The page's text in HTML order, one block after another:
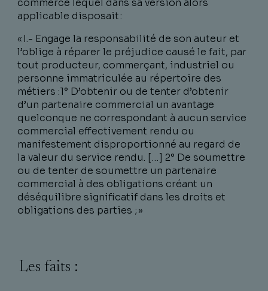
commerce lequel dans sa version alors
applicable disposait :
« I.- Engage la responsabilité de son auteur et
l’oblige à réparer le préjudice causé le fait, par
tout producteur, commerçant, industriel ou
personne immatriculée au répertoire des
métiers :1° D’obtenir ou de tenter d’obtenir
d’un partenaire commercial un avantage
quelconque ne correspondant à aucun service
commercial effectivement rendu ou
manifestement disproportionné au regard de
la valeur du service rendu. […] 2° De soumettre
ou de tenter de soumettre un partenaire
commercial à des obligations créant un
déséquilibre significatif dans les droits et
obligations des parties ; »
Les faits :